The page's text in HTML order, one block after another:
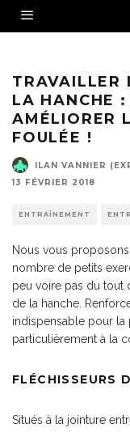
TRAVAILLER
LA HANCHE
AMÉLIORER
FOULÉE !
ILAN VANNIER
13 FÉVRIER 2018
ENTRAÎNEMENT
Nous vous
nombre de petits
peu voire pas du tout
de la hanche.
indispensable pour la
particulièrement à la
FLÉCHISSEURS
Situés à la jointure